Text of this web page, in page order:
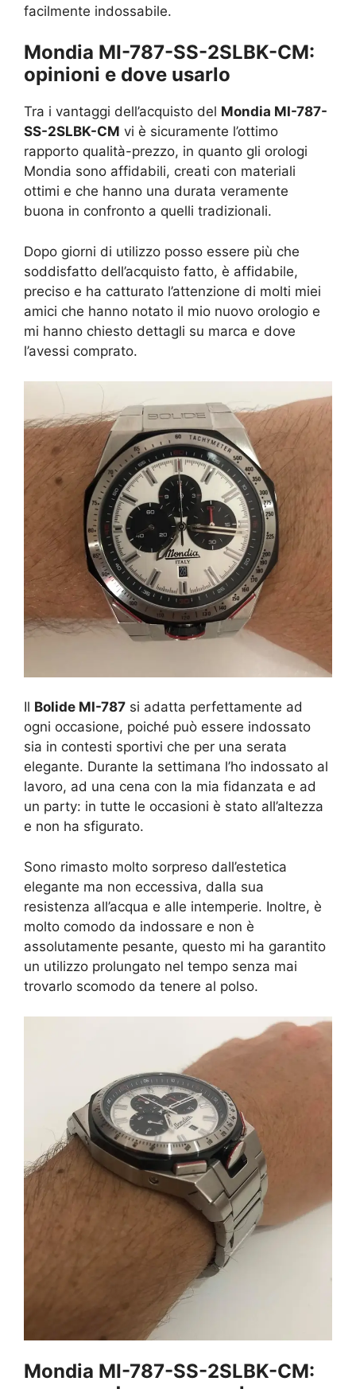
facilmente indossabile.
Mondia MI-787-SS-2SLBK-CM:
opinioni e dove usarlo
Tra i vantaggi dell’acquisto del Mondia MI-787-
SS-2SLBK-CM vi è sicuramente l’ottimo
rapporto qualità-prezzo, in quanto gli orologi
Mondia sono affidabili, creati con materiali
ottimi e che hanno una durata veramente
buona in confronto a quelli tradizionali.
Dopo giorni di utilizzo posso essere più che
soddisfatto dell’acquisto fatto, è affidabile,
preciso e ha catturato l’attenzione di molti miei
amici che hanno notato il mio nuovo orologio e
mi hanno chiesto dettagli su marca e dove
l’avessi comprato.
Il Bolide MI-787 si adatta perfettamente ad
ogni occasione, poiché può essere indossato
sia in contesti sportivi che per una serata
elegante. Durante la settimana l’ho indossato al
lavoro, ad una cena con la mia fidanzata e ad
un party: in tutte le occasioni è stato all’altezza
e non ha sfigurato.
Sono rimasto molto sorpreso dall’estetica
elegante ma non eccessiva, dalla sua
resistenza all’acqua e alle intemperie. Inoltre, è
molto comodo da indossare e non è
assolutamente pesante, questo mi ha garantito
un utilizzo prolungato nel tempo senza mai
trovarlo scomodo da tenere al polso.
Mondia MI-787-SS-2SLBK-CM: